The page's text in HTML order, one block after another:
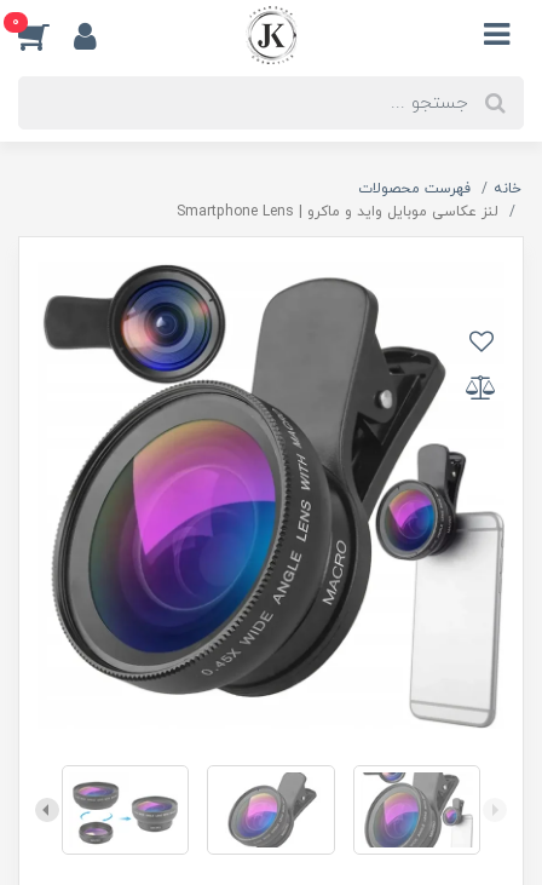
0
خانه
فهرست محصولات
لنز عکاسی موبایل واید و ماکرو | Smartphone Lens